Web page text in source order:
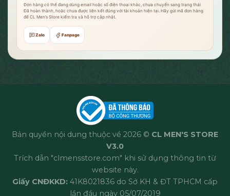
Đơn hàng có thể đang dùng email hoặc số điện thoại khác, chưa chuyển sang trạng thái
Đã hoàn thành, hoặc chưa được liên kết đúng với tài khoản hiện tại. Hãy gửi mã đơn hàng
để CL Men’s Store kiểm tra và hỗ trợ cập nhật.
Zalo Fanpage
Bản quyền nội dung thuộc về 2026 © CL MEN'S STORE
V3.0
Trích dẫn "clmensstore.com" khi sử dụng thông tin từ
website này.
Giấy CNĐKKD: 41K8021836 do Sở KH & ĐT TPHCM cấp
lần đầu ngày 05/07/2019